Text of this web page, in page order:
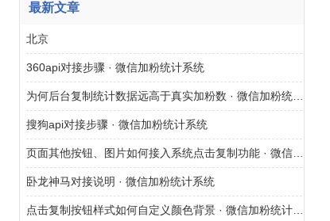
最新文章
北京
360api对接步骤 · 微信加粉统计系统
为何后台复制统计数据远高于真实加粉数 · 微信加粉统计系统
搜狗api对接步骤 · 微信加粉统计系统
页面其他按钮、图片如何接入系统点击复制功能 · 微信加粉统计系统
卧龙神马对接说明 · 微信加粉统计系统
点击复制按钮样式如何自定义颜色背景 · 微信加粉统计系统